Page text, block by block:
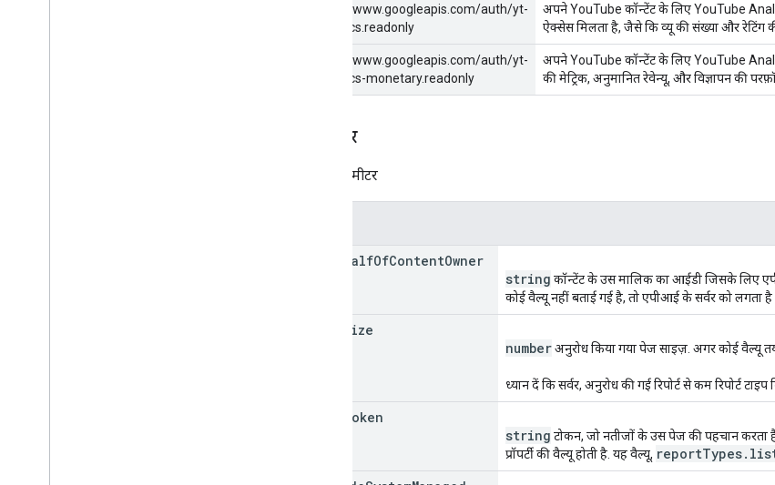
https://www.googleapis.com/auth/yt-
analytics.readonly
अपने YouTube कॉन्टेंट के लिए YouTube
ऐक्सेस मिलता है, जैसे कि व्यू की संख्या और रेटिंग
https://www.googleapis.com/auth/yt-
analytics-monetary.readonly
अपने YouTube कॉन्टेंट के लिए YouTube
की मेट्रिक, अनुमानित रेवेन्यू, और विज्ञापन की
पैरामीटर
क्वेरी पैरामीटर
BehalfOfContentOwner
string कॉन्टेंट के उस मालिक का आईडी जिसके लिए
कोई वैल्यू नहीं बताई गई है, तो एपीआई के सर्वर को लगता
Size
numberअनुरोध किया गया पेज साइज़. अगर कोई वैल्यू तय
ध्यान दें कि सर्वर, अनुरोध की गई रिपोर्ट से कम रिपोर्ट
Token
string टोकन, जो नतीजों के उस पेज की पहचान करता
प्रॉपर्टी की वैल्यू होती है. यह वैल्यू, reportTypes.